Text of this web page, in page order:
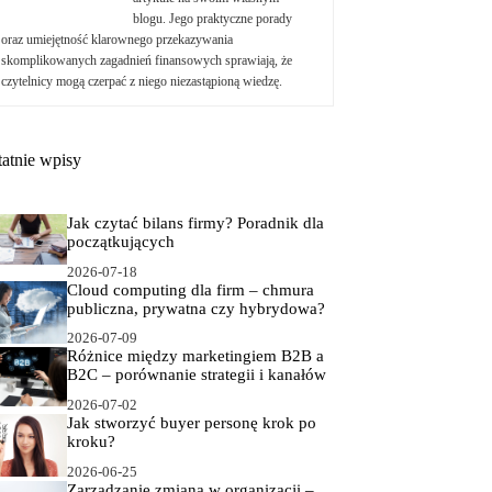
blogu. Jego praktyczne porady
oraz umiejętność klarownego przekazywania
skomplikowanych zagadnień finansowych sprawiają, że
czytelnicy mogą czerpać z niego niezastąpioną wiedzę.
wpisy
Jak czytać bilans firmy? Poradnik dla
początkujących
2026-07-18
Cloud computing dla firm – chmura
publiczna, prywatna czy hybrydowa?
2026-07-09
Różnice między marketingiem B2B a
B2C – porównanie strategii i kanałów
2026-07-02
Jak stworzyć buyer personę krok po
kroku?
2026-06-25